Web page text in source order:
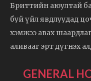
Бриттийн аюултай
буй үйл явдлуудад
хэмжээ авах
аливааг эрт дүгнэх
GENERAL